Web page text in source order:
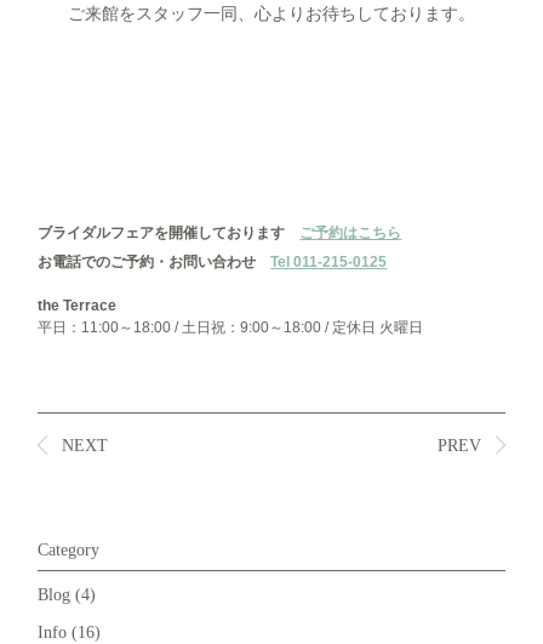
ご来館をスタッフ一同、心よりお待ちしております。
ブライダルフェアを開催しております
ご予約はこちら
お電話でのご予約・お問い合わせ
Tel 011-215-0125
the Terrace
平日：11:00～18:00 / 土日祝：9:00～18:00 / 定休日 火曜日
NEXT PREV
Category
Blog (4)
Info (16)